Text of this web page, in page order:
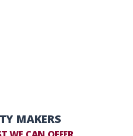
MAKERS